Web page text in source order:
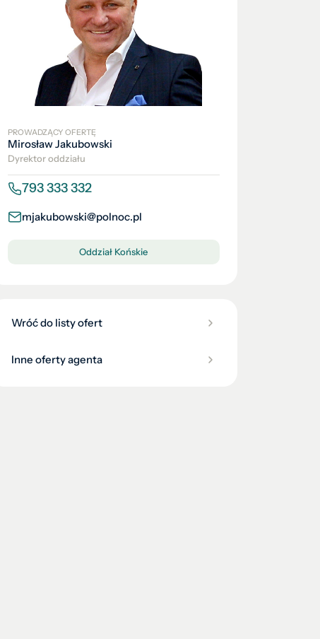
PROWADZĄCY OFERTĘ
Mirosław Jakubowski
Dyrektor oddziału
793 333 332
mjakubowski@polnoc.pl
Oddział Końskie
Wróć do listy ofert
Inne oferty agenta